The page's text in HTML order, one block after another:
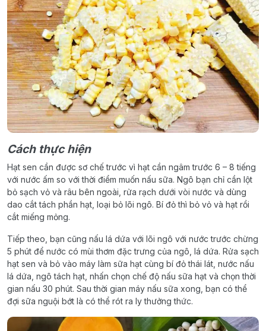
Cách thực hiện
Hạt sen cần được sơ chế trước vì hạt cần ngâm trước 6 – 8 tiếng
với nước ấm so với thời điểm muốn nấu sữa. Ngô bạn chỉ cần lột
bỏ sạch vỏ và râu bên ngoài, rửa rạch dưới vòi nước và dùng
dao cắt tách phần hạt, loại bỏ lõi ngô. Bí đỏ thì bỏ vỏ và hạt rồi
cắt miếng mỏng.
Tiếp theo, bạn cũng nấu lá dứa với lõi ngô với nước trước chừng
5 phút để nước có mùi thơm đặc trưng của ngô, lá dứa. Rửa sạch
hạt sen và bỏ vào máy làm sữa hạt cùng bí đỏ thái lát, nước nấu
lá dứa, ngô tách hạt, nhấn chọn chế độ nấu sữa hạt và chọn thời
gian nấu 30 phút. Sau thời gian máy nấu sữa xong, bạn có thể
đợi sữa nguội bớt là có thể rót ra ly thưởng thức.